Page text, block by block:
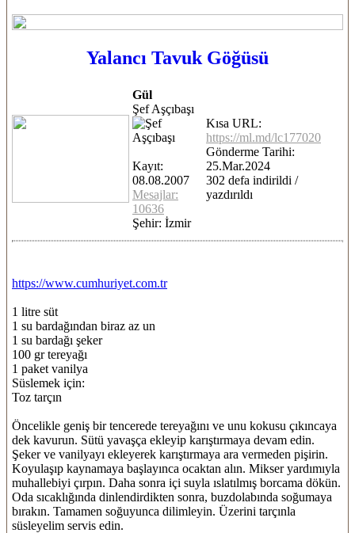
Yalancı Tavuk Göğüsü
Gül
Şef Aşçıbaşı
Kayıt:
08.08.2007
Mesajlar:
10636
Şehir: İzmir
Kısa URL:
https://ml.md/lc177020
Gönderme Tarihi:
25.Mar.2024
302 defa indirildi /
yazdırıldı
https://www.cumhuriyet.com.tr
1 litre süt
1 su bardağından biraz az un
1 su bardağı şeker
100 gr tereyağı
1 paket vanilya
Süslemek için:
Toz tarçın
Öncelikle geniş bir tencerede tereyağını ve unu kokusu çıkıncaya
dek kavurun. Sütü yavaşça ekleyip karıştırmaya devam edin.
Şeker ve vanilyayı ekleyerek karıştırmaya ara vermeden pişirin.
Koyulaşıp kaynamaya başlayınca ocaktan alın. Mikser yardımıyla
muhallebiyi çırpın. Daha sonra içi suyla ıslatılmış borcama dökün.
Oda sıcaklığında dinlendirdikten sonra, buzdolabında soğumaya
bırakın. Tamamen soğuyunca dilimleyin. Üzerini tarçınla
süsleyelim servis edin.